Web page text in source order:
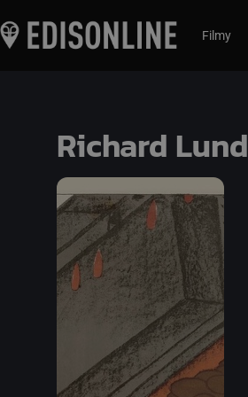
Filmy
Richard Lund